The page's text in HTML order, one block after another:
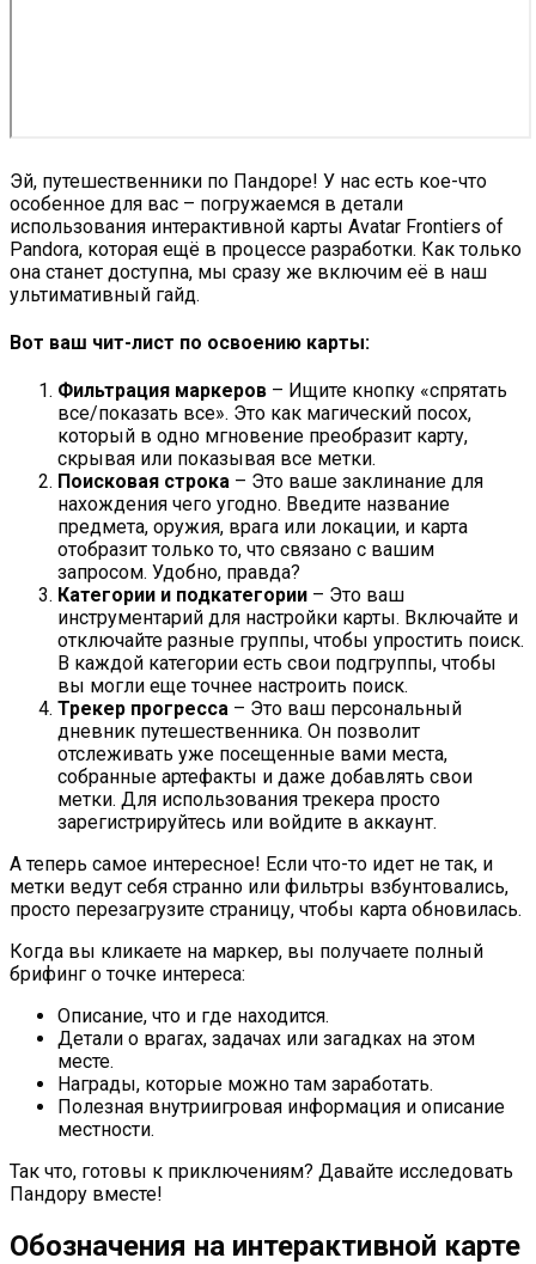
Эй, путешественники по Пандоре! У нас есть кое-что
особенное для вас – погружаемся в детали
использования интерактивной карты Avatar Frontiers of
Pandora, которая ещё в процессе разработки. Как только
она станет доступна, мы сразу же включим её в наш
ультимативный гайд.
Вот ваш чит-лист по освоению карты:
Фильтрация маркеров – Ищите кнопку «спрятать
все/показать все». Это как магический посох,
который в одно мгновение преобразит карту,
скрывая или показывая все метки.
Поисковая строка – Это ваше заклинание для
нахождения чего угодно. Введите название
предмета, оружия, врага или локации, и карта
отобразит только то, что связано с вашим
запросом. Удобно, правда?
Категории и подкатегории – Это ваш
инструментарий для настройки карты. Включайте и
отключайте разные группы, чтобы упростить поиск.
В каждой категории есть свои подгруппы, чтобы
вы могли еще точнее настроить поиск.
Трекер прогресса – Это ваш персональный
дневник путешественника. Он позволит
отслеживать уже посещенные вами места,
собранные артефакты и даже добавлять свои
метки. Для использования трекера просто
зарегистрируйтесь или войдите в аккаунт.
А теперь самое интересное! Если что-то идет не так, и
метки ведут себя странно или фильтры взбунтовались,
просто перезагрузите страницу, чтобы карта обновилась.
Когда вы кликаете на маркер, вы получаете полный
брифинг о точке интереса:
Описание, что и где находится.
Детали о врагах, задачах или загадках на этом
месте.
Награды, которые можно там заработать.
Полезная внутриигровая информация и описание
местности.
Так что, готовы к приключениям? Давайте исследовать
Пандору вместе!
Обозначения на интерактивной карте